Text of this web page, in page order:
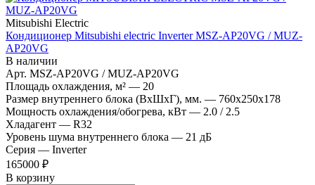
Mitsubishi Electric
Кондиционер Mitsubishi electric Inverter MSZ-AP20VG / MUZ-
AP20VG
В наличии
Арт. MSZ-AP20VG / MUZ-AP20VG
Площадь охлаждения, м² — 20
Размер внутреннего блока (ВхШхГ), мм. — 760x250x178
Мощность охлаждения/обогрева, кВт — 2.0 / 2.5
Хладагент — R32
Уровень шума внутреннего блока — 21 дБ
Серия — Inverter
165000 ₽
В корзину